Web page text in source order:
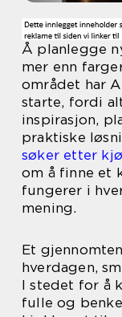
Å planlegge
mer enn
området har
starte, fordi
inspirasjon,
praktiske
søker etter
om å finne et
fungerer i
mening.
Et
hverdagen,
I stedet for å
fulle og